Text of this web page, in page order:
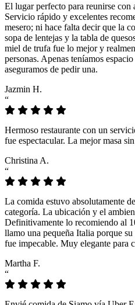
El lugar perfecto para reunirse con
Servicio rápido y excelentes
mesero; ni hace falta decir que la
sopa de lentejas y la tabla de
miel de trufa fue lo mejor y
personas. Apenas teníamos
aseguramos de pedir una.
Jazmin H.
“
Hermoso restaurante con un
fue espectacular. La mejor masa
Christina A.
“
La comida estuvo absolutamente
categoría. La ubicación y el
Definitivamente lo recomiendo al
llamo una pequeña Italia porque
fue impecable. Muy elegante para
Martha F.
“